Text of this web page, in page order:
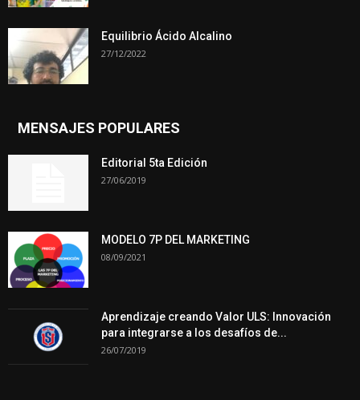
Equilibrio Ácido Alcalino
27/12/2022
MENSAJES POPULARES
Editorial 5ta Edición
27/06/2019
MODELO 7P DEL MARKETING
08/09/2021
Aprendizaje creando Valor ULS: Innovación
para integrarse a los desafíos de...
26/07/2019